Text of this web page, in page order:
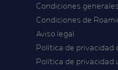
Condiciones
Condiciones de
Aviso legal
Política de privacidad
Política de privacidad